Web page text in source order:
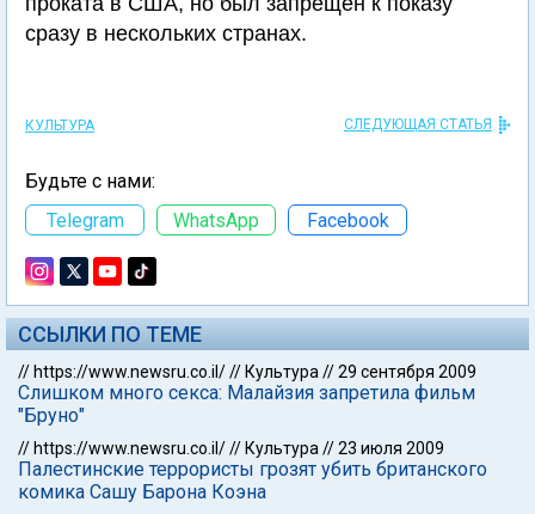
сразу в нескольких странах.
КУЛЬТУРА СЛЕДУЮЩАЯ СТАТЬЯ
Будьте с нами:
Telegram
WhatsApp Facebook
ССЫЛКИ ПО ТЕМЕ
// https://www.newsru.co.il/// Культура //29 сентября 2009
Слишком много секса: Малайзия запретила фильм
"Бруно"
// https://www.newsru.co.il/// Культура //23 июля 2009
Палестинские террористы грозят убить британского
комика Сашу Барона Коэна